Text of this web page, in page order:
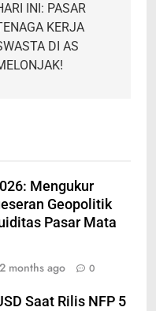
INI: PASAR
KERJA
DI AS
Mengukur
Geopolitik
Pasar Mata
2 months ago 0
Saat Rilis NFP 5